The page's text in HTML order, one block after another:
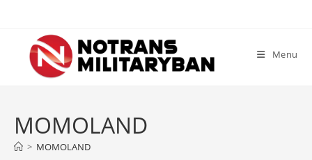
content
Menu
MOMOLAND
> MOMOLAND